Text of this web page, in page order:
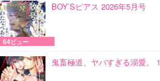
BOY’Sピアス 2026年5月号
64ビュー
鬼畜極道、ヤバすぎる溺愛。 1